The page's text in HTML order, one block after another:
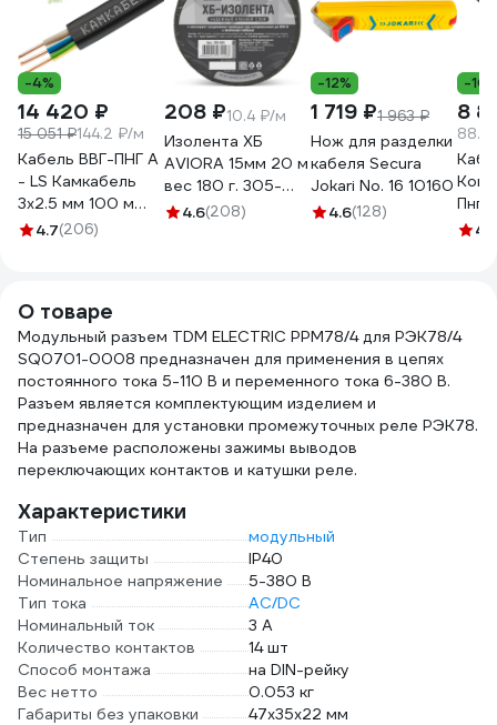
-4%
14 420 ₽
15 051 ₽144.2 ₽/м
Кабель ВВГ-ПНГ А
- LS Камкабель
3x2.5 мм 100 м
ГОСТ
4.7(206)
208 ₽10.4 ₽/м
Изолента ХБ
AVIORA 15мм 20 м
вес 180 г. 305-
0654.6(208)
-12%
1 719 ₽1 963 ₽
Нож для разделки
кабеля Secura
Jokari No. 16 10160
4.6(128)
-
8
(N,4.4
О товаре
Модульный разъем TDM ELECTRIC РРМ78/4 для РЭК78/4
SQ0701-0008 предназначен для применения в цепях
постоянного тока 5-110 В и переменного тока 6-380 В.
Разъем является комплектующим изделием и
предназначен для установки промежуточных реле РЭК78.
На разъеме расположены зажимы выводов
переключающих контактов и катушки реле.
Характеристики
Тип
модульный
Степень защиты
IP40
Номинальное напряжение
5-380 В
Тип тока
AC/DC
Номинальный ток
3 А
Количество контактов
14 шт
Способ монтажа
на DIN-рейку
Вес нетто
0.053 кг
Габариты без упаковки
47х35х22 мм